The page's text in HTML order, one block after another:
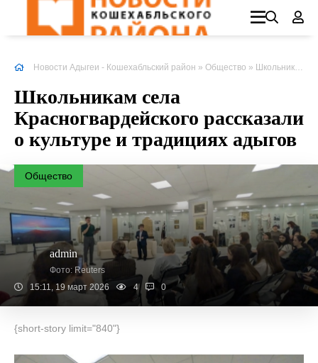
Новости Адыгеи - Кошехабльский район » Общество » Школьникам села Красногвардейского рассказали о культуре и традициях адыгов
Школьникам села
Красногвардейского рассказали
о культуре и традициях адыгов
Общество
admin
Фото: Reuters
15:11, 19 март 2026
4 0
{short-story limit="840"}